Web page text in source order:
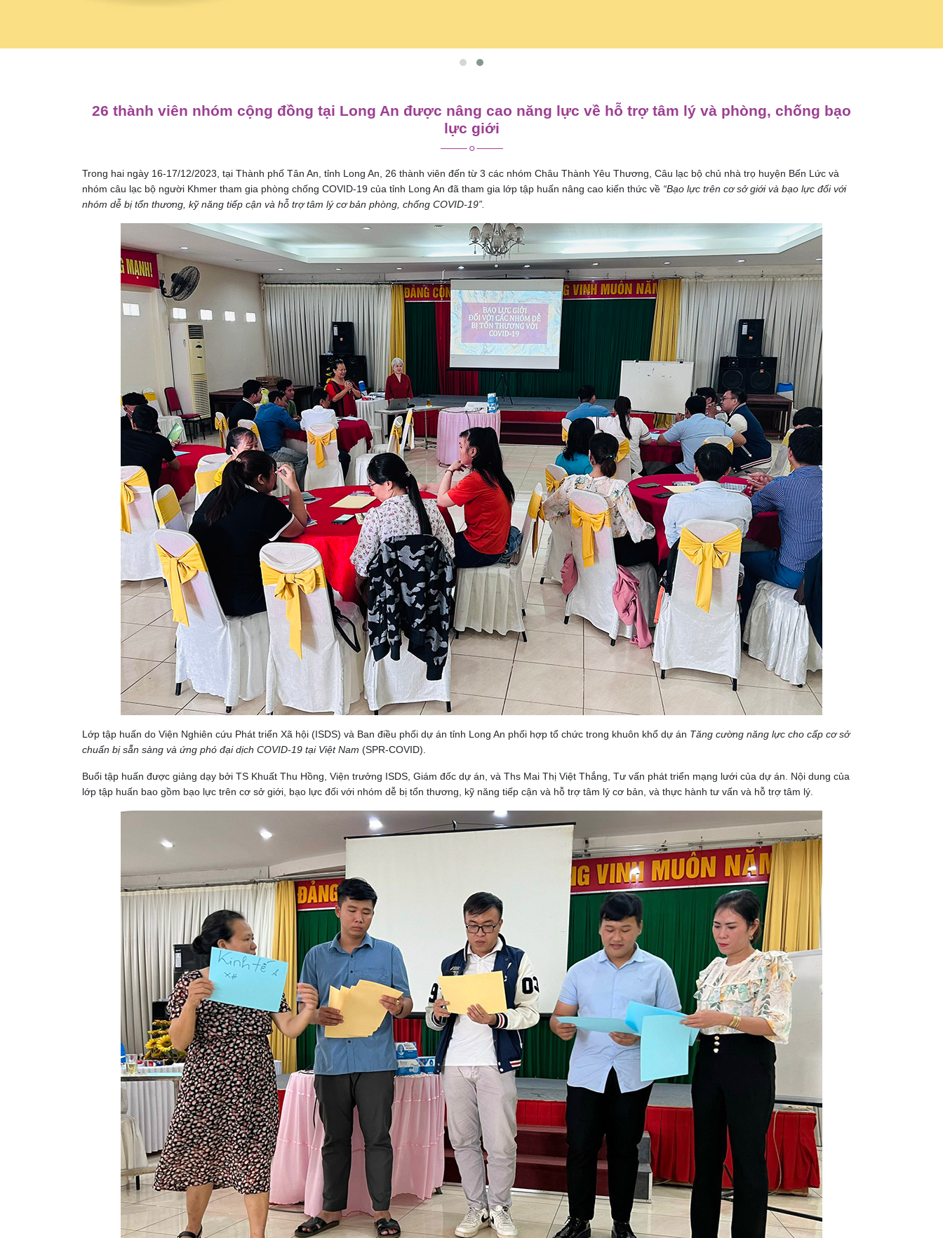
26 thành viên nhóm cộng đồng tại Long An được nâng cao năng lực về hỗ trợ tâm lý và phòng, chống bạo
lực giới
Trong hai ngày 16-17/12/2023, tại Thành phố Tân An, tỉnh Long An, 26 thành viên đến từ 3 các nhóm Châu Thành Yêu Thương, Câu lạc bộ chủ nhà trọ huyện Bến Lức và
nhóm câu lạc bộ người Khmer tham gia phòng chống COVID-19 của tỉnh Long An đã tham gia lớp tập huấn nâng cao kiến thức về “Bạo lực trên cơ sở giới và bạo lực đối với
nhóm dễ bị tổn thương, kỹ năng tiếp cận và hỗ trợ tâm lý cơ bản phòng, chống COVID-19”.
Lớp tập huấn do Viện Nghiên cứu Phát triển Xã hội (ISDS) và Ban điều phối dự án tỉnh Long An phối hợp tổ chức trong khuôn khổ dự án Tăng cường năng lực cho cấp cơ sở
chuẩn bị sẵn sàng và ứng phó đại dịch COVID-19 tại Việt Nam (SPR-COVID).
Buổi tập huấn được giảng dạy bởi TS Khuất Thu Hồng, Viện trưởng ISDS, Giám đốc dự án, và Ths Mai Thị Việt Thắng, Tư vấn phát triển mạng lưới của dự án. Nội dung của
lớp tập huấn bao gồm bạo lực trên cơ sở giới, bạo lực đối với nhóm dễ bị tổn thương, kỹ năng tiếp cận và hỗ trợ tâm lý cơ bản, và thực hành tư vấn và hỗ trợ tâm lý.